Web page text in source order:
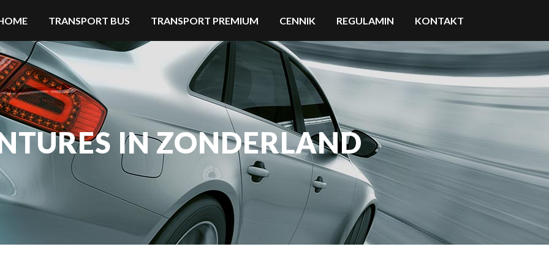
TRANSPORT BUS TRANSPORT PREMIUM CENNIK REGULAMIN KONTAKT
IN ZONDERLAND